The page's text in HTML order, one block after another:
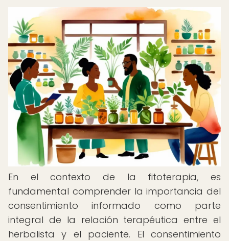
En el contexto de la fitoterapia, es
fundamental comprender la importancia del
consentimiento informado como parte
integral de la relación terapéutica entre el
herbalista y el paciente. El consentimiento